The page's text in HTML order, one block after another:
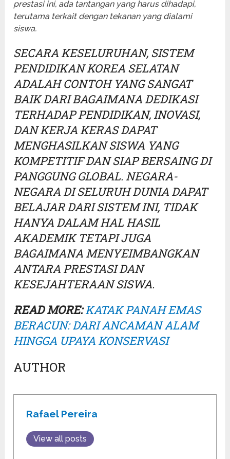
prestasi ini, ada tantangan yang harus dihadapi,
terutama terkait dengan tekanan yang dialami
siswa.
SECARA KESELURUHAN, SISTEM
PENDIDIKAN KOREA SELATAN
ADALAH CONTOH YANG SANGAT
BAIK DARI BAGAIMANA DEDIKASI
TERHADAP PENDIDIKAN, INOVASI,
DAN KERJA KERAS DAPAT
MENGHASILKAN SISWA YANG
KOMPETITIF DAN SIAP BERSAING DI
PANGGUNG GLOBAL. NEGARA-
NEGARA DI SELURUH DUNIA DAPAT
BELAJAR DARI SISTEM INI, TIDAK
HANYA DALAM HAL HASIL
AKADEMIK TETAPI JUGA
BAGAIMANA MENYEIMBANGKAN
ANTARA PRESTASI DAN
KESEJAHTERAAN SISWA.
READ MORE: KATAK PANAH EMAS
BERACUN: DARI ANCAMAN ALAM
HINGGA UPAYA KONSERVASI
AUTHOR
Rafael Pereira
View all posts